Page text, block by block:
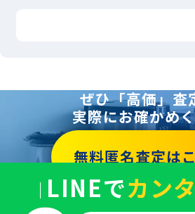
ぜひ「高価」査
実際にお確かめ
無料匿名査定は
LINEでカン